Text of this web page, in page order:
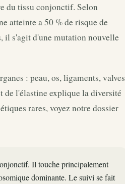
du tissu conjonctif. Selon
atteinte a 50 % de risque de
il s'agit d'une mutation nouvelle
: peau, os, ligaments, valves
de l'élastine explique la diversité
rares, voyez notre dossier
Il touche principalement
dominante. Le suivi se fait